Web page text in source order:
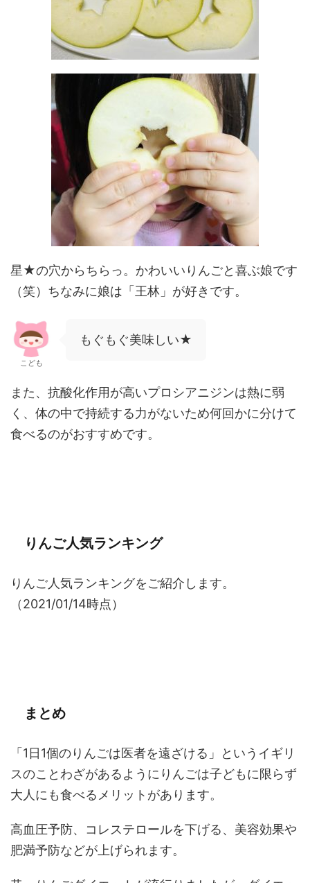
星★の穴からちらっ。かわいいりんごと喜ぶ娘です
（笑）ちなみに娘は「王林」が好きです。
こども
もぐもぐ美味しい★
また、抗酸化作用が高いプロシアニジンは熱に弱
く、体の中で持続する力がないため何回かに分けて
食べるのがおすすめです。
りんご人気ランキング
りんご人気ランキングをご紹介します。
（2021/01/14時点）
まとめ
「 1 日1個のりんごは医者を遠ざける」というイギリ
スのことわざがあるようにりんごは子どもに限らず
大人にも食べるメリットがあります。
高血圧予防、 コレステロールを下げる、 美容効果や
肥満予防などが上げられます。